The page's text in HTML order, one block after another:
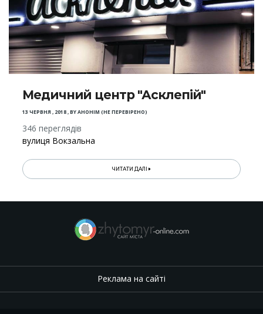
Медичний центр "Асклепій"
13 ЧЕРВНЯ , 2018,BYАНОНІМ (НЕ ПЕРЕВІРЕНО)
346 переглядів
вулиця Вокзальна
ЧИТАТИ ДАЛІ
Реклама на сайті